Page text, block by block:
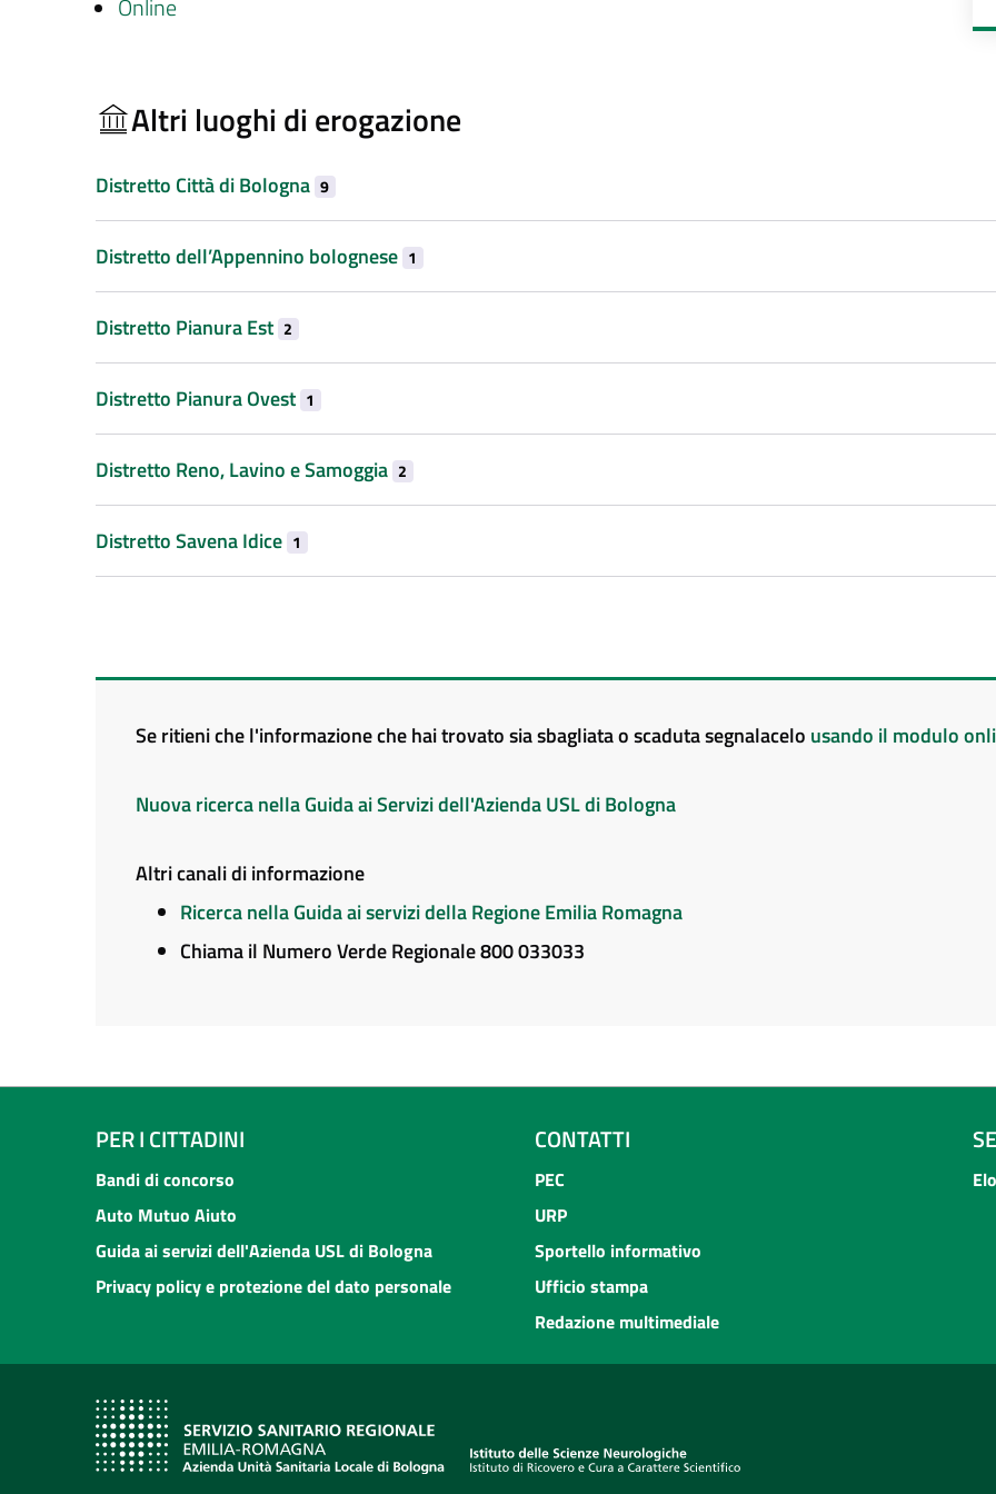
Online
Altri luoghi di erogazione
Distretto Città di Bologna 9
Distretto dell’Appennino bolognese 1
Distretto Pianura Est 2
Distretto Pianura Ovest 1
Distretto Reno, Lavino e Samoggia 2
Distretto Savena Idice 1
Se ritieni che l'informazione che hai trovato sia sbagliata o scaduta segnalacelo usando il modulo
Nuova ricerca nella Guida ai Servizi dell'Azienda USL di Bologna
Altri canali di informazione
Ricerca nella Guida ai servizi della Regione Emilia Romagna
Chiama il Numero Verde Regionale 800 033033
PER I CITTADINI
Bandi di concorso
Auto Mutuo Aiuto
Guida ai servizi dell'Azienda USL di Bologna
Privacy policy e protezione del dato personale
CONTATTI
PEC
URP
Sportello informativo
Ufficio stampa
Redazione multimediale